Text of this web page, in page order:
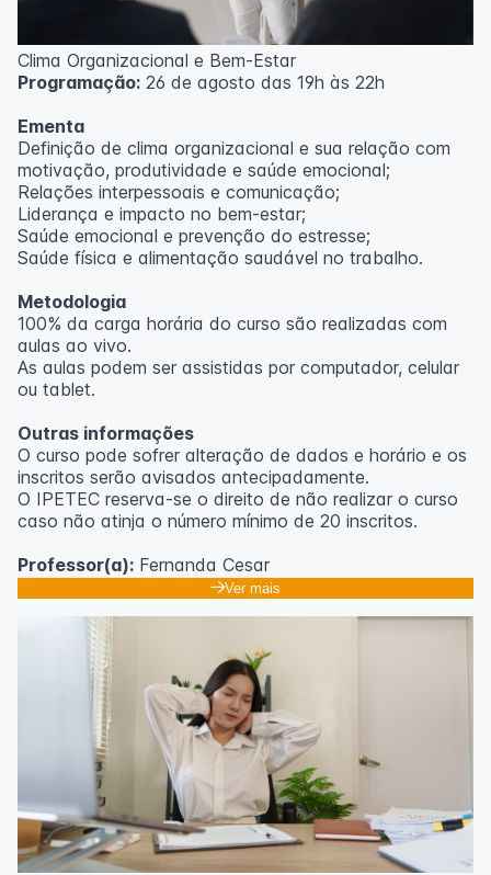
Clima Organizacional e Bem-Estar
Programação: 26 de agosto das 19h às 22h
Ementa
Definição de clima organizacional e sua relação com
motivação, produtividade e saúde emocional;
Relações interpessoais e comunicação;
Liderança e impacto no bem-estar;
Saúde emocional e prevenção do estresse;
Saúde física e alimentação saudável no trabalho.
Metodologia
100% da carga horária do curso são realizadas com
aulas ao vivo.
As aulas podem ser assistidas por computador, celular
ou tablet.
Outras informações
O curso pode sofrer alteração de dados e horário e os
inscritos serão avisados ​​antecipadamente.
O IPETEC reserva-se o direito de não realizar o curso
caso não atinja o número mínimo de 20 inscritos.
Professor(a): Fernanda Cesar
Ver mais